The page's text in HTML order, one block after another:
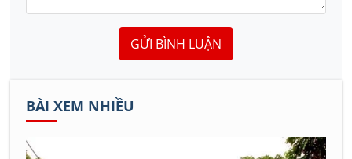
GỬI BÌNH LUẬN
BÀI XEM NHIỀU